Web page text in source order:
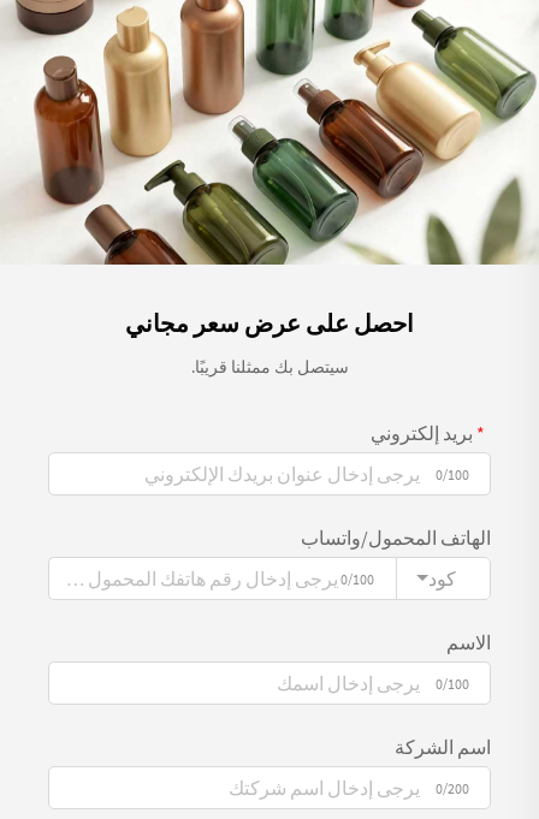
احصل على عرض سعر مجاني
سيتصل بك ممثلنا قريبًا.
بريد إلكتروني
0/100
الهاتف المحمول/واتساب
كود
0/100
الاسم
0/100
اسم الشركة
0/200